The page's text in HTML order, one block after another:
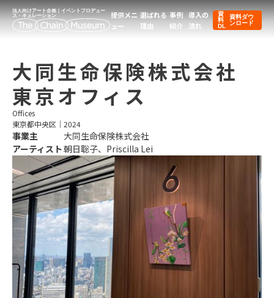
法人向けアート企画｜イベントプロデュー
ス・キュレーション
提供メニ
ュー
選ばれる
理由
事例
紹介
導入の
流れ
資
料
DL
資料ダウ
ンロード
大同生命保険株式会社
東京オフィス
Offices
東京都中央区 ｜ 2024
事業主
大同生命保険株式会社
アーティスト朝日聡子、Priscilla Lei